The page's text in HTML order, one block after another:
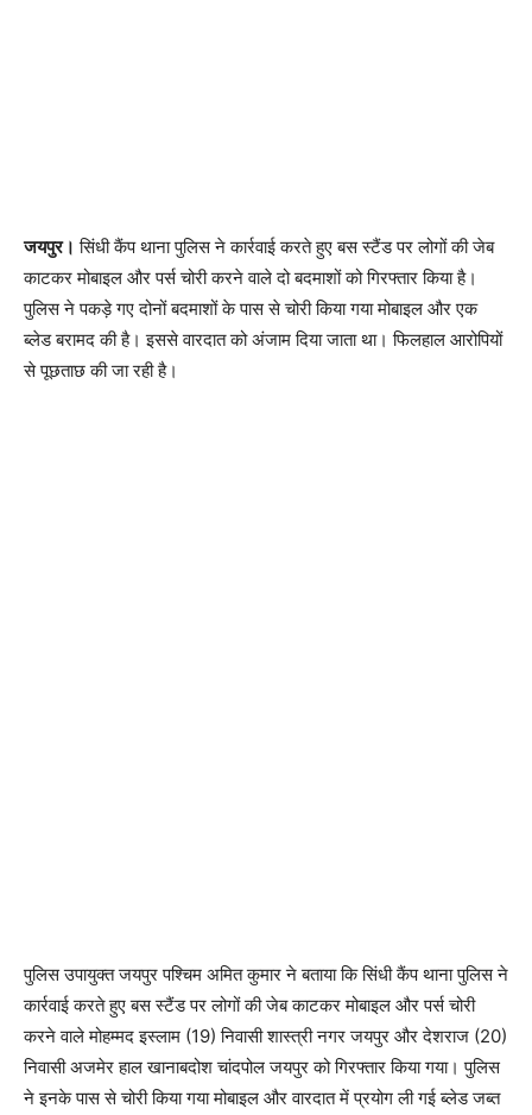
जयपुर। सिंधी कैंप थाना पुलिस ने कार्रवाई करते हुए बस स्टैंड पर लोगों की जेब
काटकर मोबाइल और पर्स चोरी करने वाले दो बदमाशों को गिरफ्तार किया है।
पुलिस ने पकड़े गए दोनों बदमाशों के पास से चोरी किया गया मोबाइल और एक
ब्लेड बरामद की है। इससे वारदात को अंजाम दिया जाता था। फिलहाल आरोपियों
से पूछताछ की जा रही है।
पुलिस उपायुक्त जयपुर पश्चिम अमित कुमार ने बताया कि सिंधी कैंप थाना पुलिस ने
कार्रवाई करते हुए बस स्टैंड पर लोगों की जेब काटकर मोबाइल और पर्स चोरी
करने वाले मोहम्मद इस्लाम (19) निवासी शास्त्री नगर जयपुर और देशराज (20)
निवासी अजमेर हाल खानाबदोश चांदपोल जयपुर को गिरफ्तार किया गया। पुलिस
ने इनके पास से चोरी किया गया मोबाइल और वारदात में प्रयोग ली गई ब्लेड जब्त